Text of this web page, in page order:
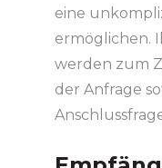
eine
ermöglichen.
werden zum
der Anfrage